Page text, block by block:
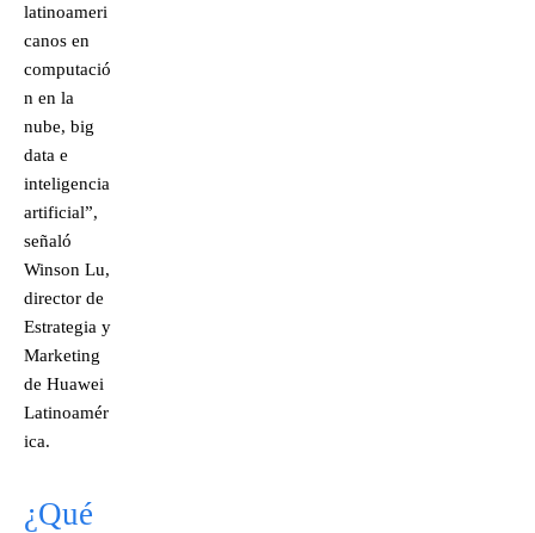
latinoameri
canos en
computació
n en la
nube, big
data e
inteligencia
artificial”,
señaló
Winson Lu,
director de
Estrategia y
Marketing
de Huawei
Latinoamér
ica.
¿Qué